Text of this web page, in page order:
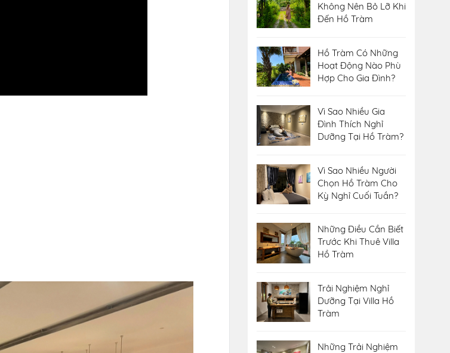
Không Nên Bỏ Lỡ Khi
Đến Hồ Tràm
Hồ Tràm Có Những
Hoạt Động Nào Phù
Hợp Cho Gia Đình?
Vì Sao Nhiều Gia
Đình Thích Nghỉ
Dưỡng Tại Hồ Tràm?
Vì Sao Nhiều Người
Chọn Hồ Tràm Cho
Kỳ Nghỉ Cuối Tuần?
Những Điều Cần Biết
Trước Khi Thuê Villa
Hồ Tràm
Trải Nghiệm Nghỉ
Dưỡng Tại Villa Hồ
Tràm
Những Trải Nghiệm